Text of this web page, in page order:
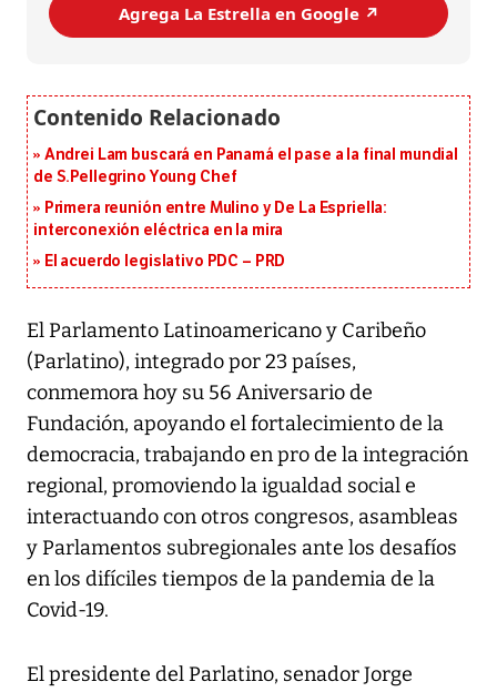
Agrega La Estrella en Google ↗️
Andrei Lam buscará en Panamá el pase a la final mundial
de S.Pellegrino Young Chef
Primera reunión entre Mulino y De La Espriella:
interconexión eléctrica en la mira
El acuerdo legislativo PDC – PRD
El Parlamento Latinoamericano y Caribeño
(Parlatino), integrado por 23 países,
conmemora hoy su 56 Aniversario de
Fundación, apoyando el fortalecimiento de la
democracia, trabajando en pro de la integración
regional, promoviendo la igualdad social e
interactuando con otros congresos, asambleas
y Parlamentos subregionales ante los desafíos
en los difíciles tiempos de la pandemia de la
Covid-19.
El presidente del Parlatino, senador Jorge